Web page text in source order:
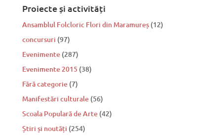
Proiecte și activități
Ansamblul Folcloric Flori din Maramureș(12)
concursuri (97)
Evenimente(287)
Evenimente 2015 (38)
Fără categorie(7)
Manifestări culturale(56)
Scoala Populară de Arte(42)
Știri și noutăți (254)